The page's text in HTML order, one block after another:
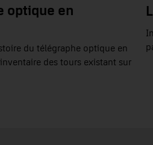
optique en
du télégraphe optique en
des tours existant sur